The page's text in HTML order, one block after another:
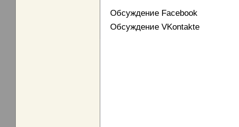
Обсуждение Facebook
Обсуждение VKontakte